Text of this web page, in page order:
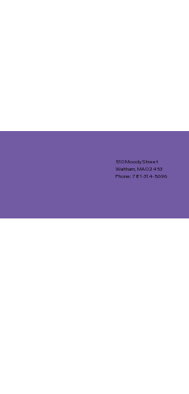
510 Moody Street
Waltham, MA 02453
Phone: 781-314-5696